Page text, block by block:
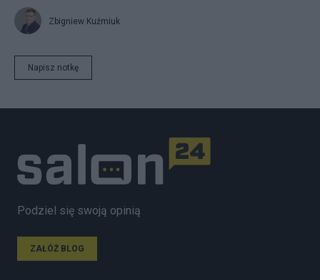
Zbigniew Kuźmiuk
Napisz notkę
Podziel się swoją opinią
ZAŁÓŻ BLOG